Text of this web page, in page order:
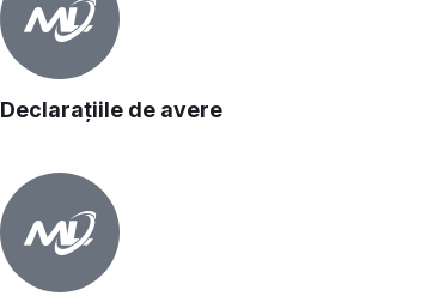
Declarațiile de avere